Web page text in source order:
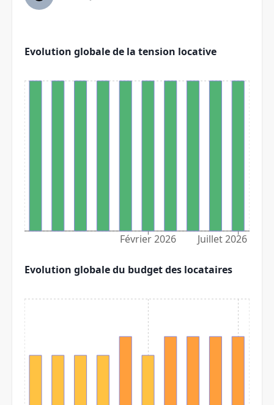
Evolution globale de la tension locative
Février 2026 Juillet 2026
Evolution globale du budget des locataires